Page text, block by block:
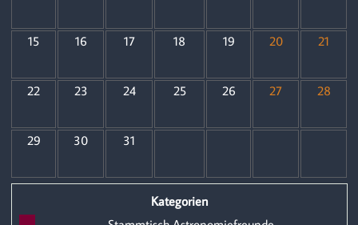
15 16 17 18 19 20 21
22 23 24 25 26 27 28
29 30 31
Kategorien